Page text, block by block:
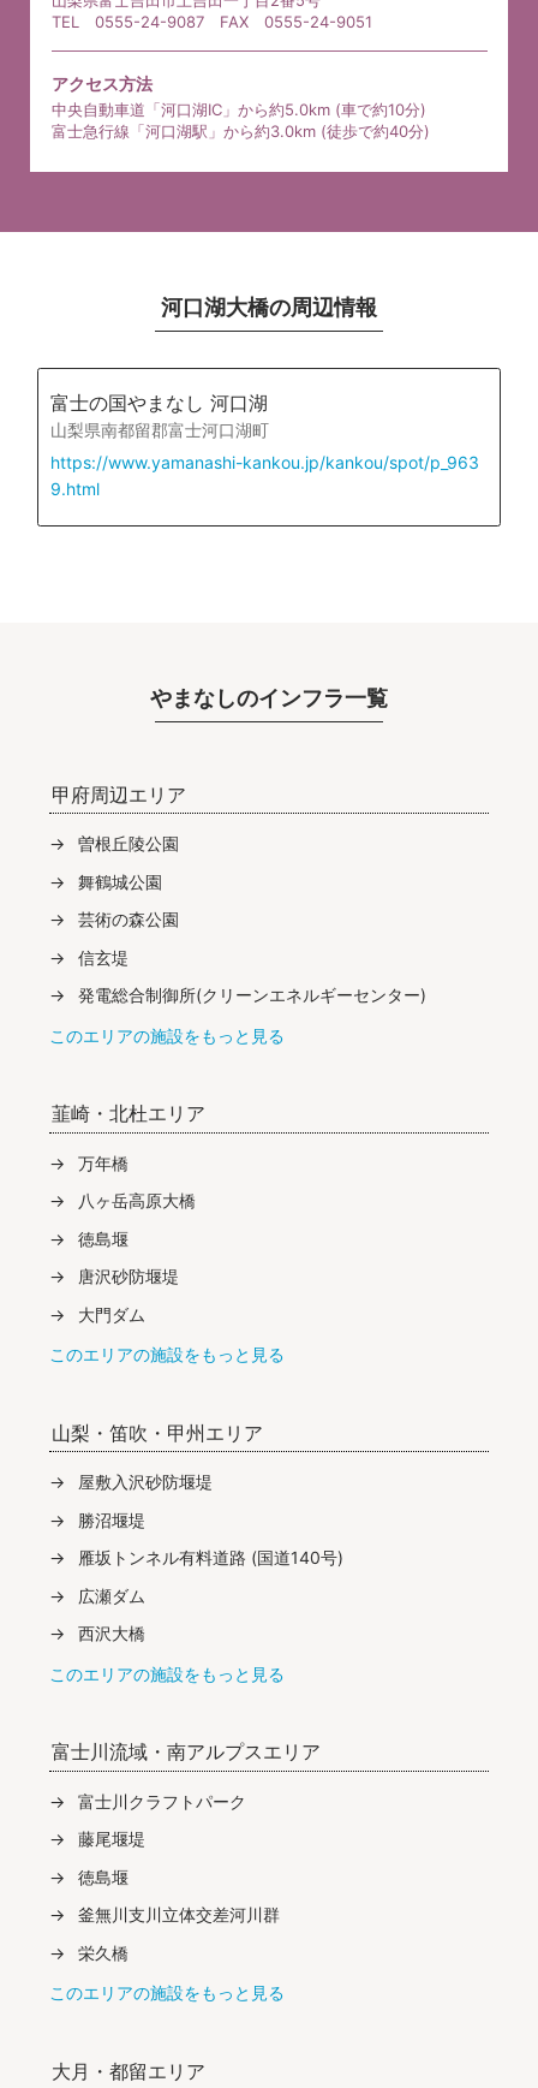
TEL 0555-24-9087 FAX 0555-24-9051
アクセス方法
中央自動車道「河口湖IC」から約5.0km (車で約10分)
富士急行線「河口湖駅」から約3.0km (徒歩で約40分)
河口湖大橋の周辺情報
富士の国やまなし 河口湖
山梨県南都留郡富士河口湖町
https://www.yamanashi-kankou.jp/kankou/spot/p_963
9.html
やまなしのインフラ一覧
甲府周辺エリア
曽根丘陵公園
舞鶴城公園
芸術の森公園
信玄堤
発電総合制御所(クリーンエネルギーセンター)
このエリアの施設をもっと見る
韮崎・北杜エリア
万年橋
八ヶ岳高原大橋
徳島堰
唐沢砂防堰堤
大門ダム
このエリアの施設をもっと見る
山梨・笛吹・甲州エリア
屋敷入沢砂防堰堤
勝沼堰堤
雁坂トンネル有料道路 (国道140号)
広瀬ダム
西沢大橋
このエリアの施設をもっと見る
富士川流域・南アルプスエリア
富士川クラフトパーク
藤尾堰堤
徳島堰
釜無川支川立体交差河川群
栄久橋
このエリアの施設をもっと見る
大月・都留エリア